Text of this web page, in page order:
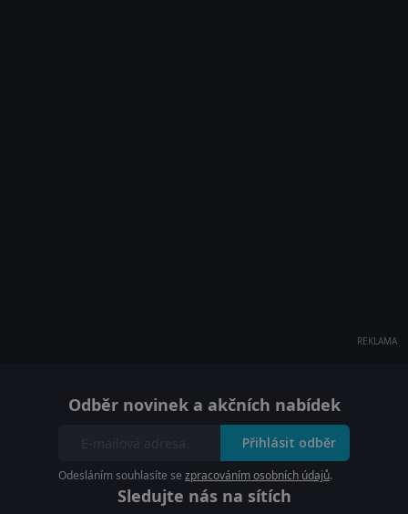
REKLAMA
Odběr novinek a akčních nabídek
Přihlásit odběr
Odesláním souhlasíte se zpracováním osobních údajů.
Sledujte nás na sítích